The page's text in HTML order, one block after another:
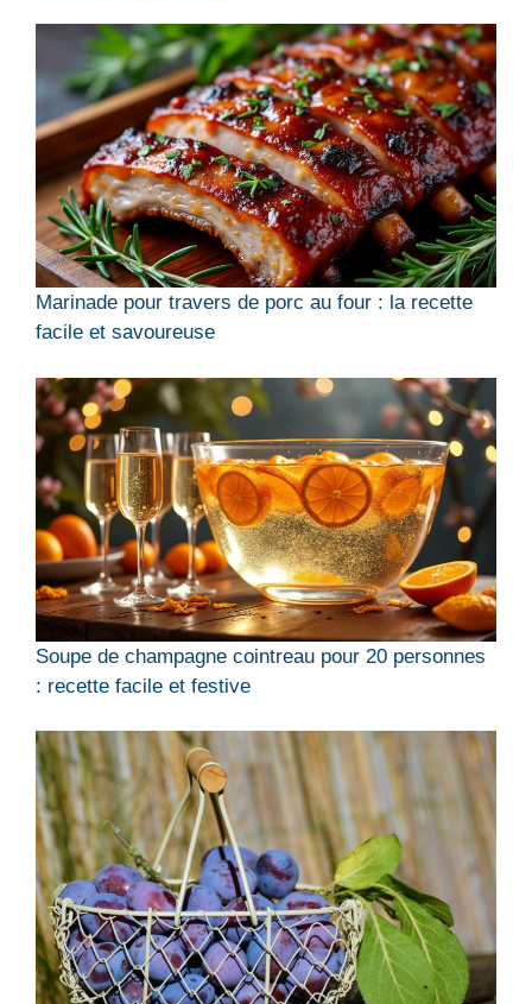
Marinade pour travers de porc au four : la recette
facile et savoureuse
Soupe de champagne cointreau pour 20 personnes
: recette facile et festive